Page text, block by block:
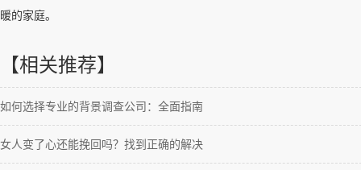
暖的家庭。
【相关推荐】
如何选择专业的背景调查公司：全面指南
女人变了心还能挽回吗？找到正确的解决